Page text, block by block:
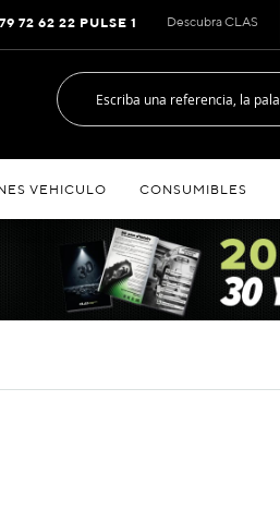
Descubra CLAS
72 62 22 PULSE 1
VEHICULO CONSUMIBLES